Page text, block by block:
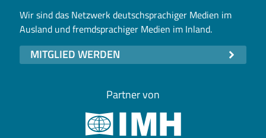
Wir sind das Netzwerk deutschsprachiger Medien im
Ausland und fremdsprachiger Medien im Inland.
MITGLIED WERDEN
Partner von